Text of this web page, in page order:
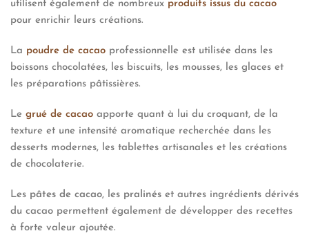
utilisent également de nombreux produits issus du cacao
pour enrichir leurs créations.
La poudre de cacao professionnelle est utilisée dans les
boissons chocolatées, les biscuits, les mousses, les glaces et
les préparations pâtissières.
Le grué de cacao apporte quant à lui du croquant, de la
texture et une intensité aromatique recherchée dans les
desserts modernes, les tablettes artisanales et les créations
de chocolaterie.
Les pâtes de cacao, les pralinés et autres ingrédients dérivés
du cacao permettent également de développer des recettes
à forte valeur ajoutée.